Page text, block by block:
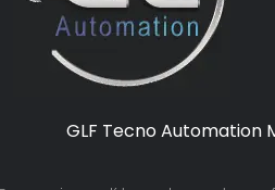
GLF Tecno Automation